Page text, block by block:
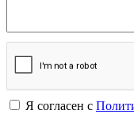
Я согласен с